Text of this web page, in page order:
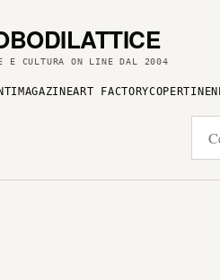
E CULTURA ON LINE DAL 2004
MAGAZINEART FACTORYCOPERTINE